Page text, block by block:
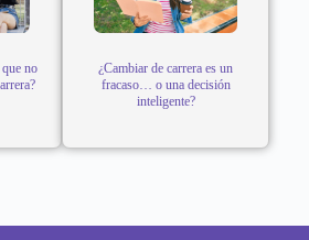
no
¿Cambiar de carrera es un
fracaso… o una decisión
inteligente?